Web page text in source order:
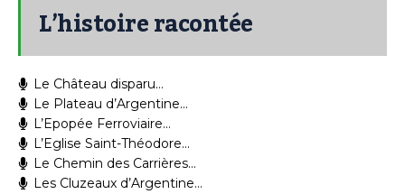
L’histoire racontée
Le Château disparu…
Le Plateau d’Argentine…
L’Epopée Ferroviaire…
L’Eglise Saint-Théodore…
Le Chemin des Carrières…
Les Cluzeaux d’Argentine…